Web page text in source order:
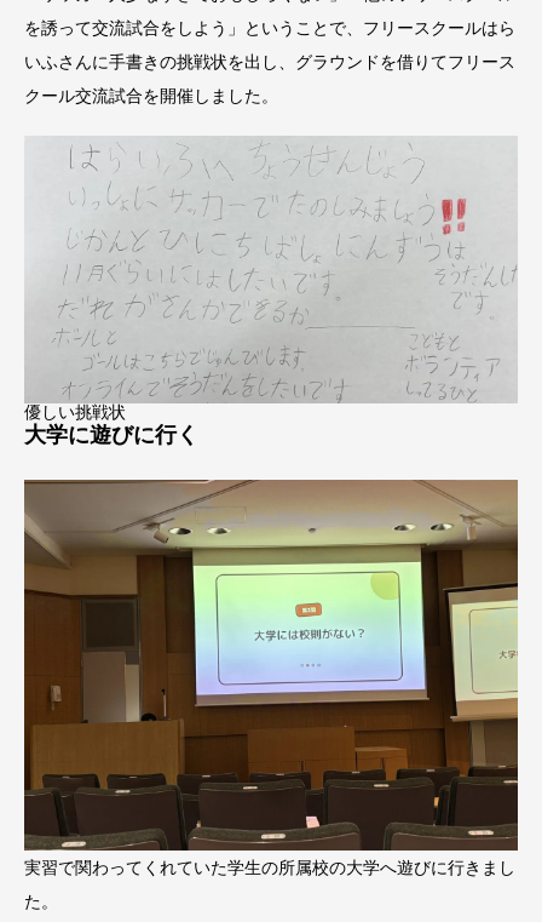
を誘って交流試合をしよう」ということで、フリースクールはら
いふさんに手書きの挑戦状を出し、グラウンドを借りてフリース
クール交流試合を開催しました。
優しい挑戦状
大学に遊びに行く
実習で関わってくれていた学生の所属校の大学へ遊びに行きまし
た。